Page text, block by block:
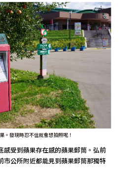
。發現時忍不住就會想拍照呢！
感受到蘋果存在感的蘋果郵筒。弘前
市公所附近都能見到蘋果郵筒那獨特